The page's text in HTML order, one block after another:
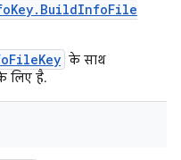
Key. BuildInfoFile
के साथ
लिए है.